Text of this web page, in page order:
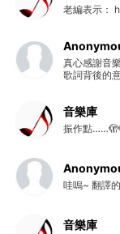
老編表示：
真心感謝音
歌詞背後的
音樂庫
振作點
哇嗚~ 翻譯
音樂庫